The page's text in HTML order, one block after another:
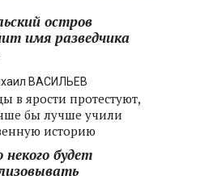
остров
имя разведчика
ВАСИЛЬЕВ
в ярости протестуют,
бы лучше учили
историю
некого будет